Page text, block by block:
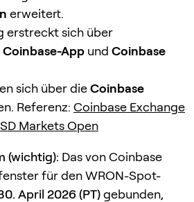
erweitert.
erstreckt sich über
Coinbase-App und Coinbase
sich über dieCoinbase
Referenz: Coinbase Exchange
Markets Open
(wichtig): Das von Coinbase
für den WRON-Spot-
April 2026 (PT)gebunden,